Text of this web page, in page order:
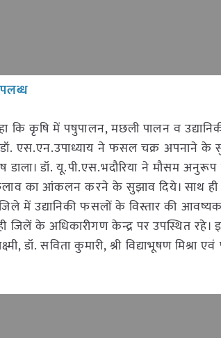
कि कृषि में पषुपालन, मछली पालन व
ने फसल चक्र अपनाने के
डॉ. यू.पी.एस.भदौरिया ने मौसम अनुरूप
के फैलाव का आंकलन करने के सुझाव दिये। साथ
में उद्यानिकी फसलों के विस्तार की
के अधिकारीगण केन्द्र पर उपस्थित
डॉ. सविता कुमारी, श्री विद्याभूषण मिश्रा